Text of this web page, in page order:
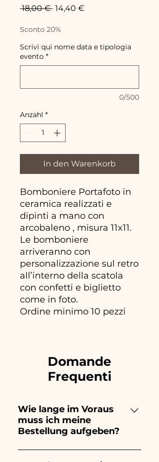
18,00 € Standardpreis
14,40 €
Sconto 20%
Scrivi qui nome data e tipologia
evento *
0/500
Anzahl *
In den Warenkorb
Bomboniere Portafoto in
ceramica realizzati e
dipinti a mano con
arcobaleno , misura 11x11.
Le bomboniere
arriveranno con
personalizzazione sul retro
all’interno della scatola
con confetti e biglietto
come in foto.
Ordine minimo 10 pezzi
Domande
Frequenti
Wie lange im Voraus
muss ich meine
Bestellung aufgeben?
Ceramiche Ania kreiert und